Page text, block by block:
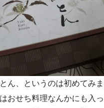
ん、というのは初めてみま
おせち料理なんかにも入